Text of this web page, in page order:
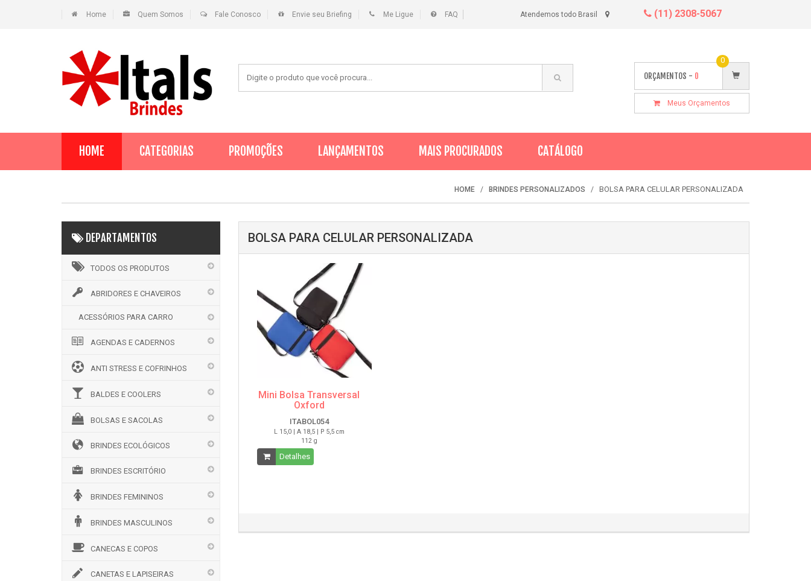
Home Quem Somos Fale Conosco Envie seu Briefing Me Ligue FAQ Atendemos todo Brasil (11) 2308-5067
ORÇAMENTOS - 0
0
Meus Orçamentos
HOME CATEGORIAS PROMOÇÕES LANÇAMENTOS MAIS PROCURADOS CATÁLOGO
HOME BRINDES PERSONALIZADOS BOLSA PARA CELULAR PERSONALIZADA
DEPARTAMENTOS
TODOS OS PRODUTOS
ABRIDORES E CHAVEIROS
ACESSÓRIOS PARA CARRO
AGENDAS E CADERNOS
ANTI STRESS E COFRINHOS
BALDES E COOLERS
BOLSAS E SACOLAS
BRINDES ECOLÓGICOS
BRINDES ESCRITÓRIO
BRINDES FEMININOS
BRINDES MASCULINOS
CANECAS E COPOS
CANETAS E LAPISEIRAS
BOLSA PARA CELULAR PERSONALIZADA
Mini Bolsa Transversal
Oxford
ITABOL054
L 15,0 | A 18,5 | P 5,5 cm
112 g
Detalhes